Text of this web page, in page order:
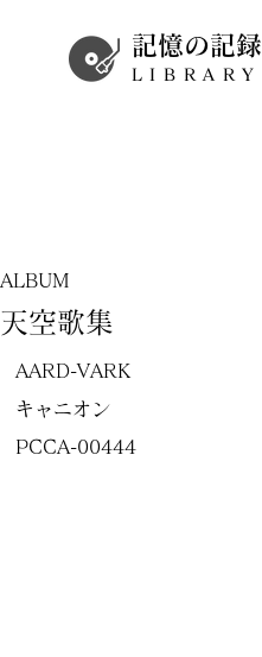
記憶の記録
LIBRARY
ALBUM
天空歌集
AARD-VARK
キャニオン
PCCA-00444